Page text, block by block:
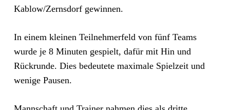
Kablow/Zernsdorf gewinnen.
In einem kleinen Teilnehmerfeld von fünf Teams
wurde je 8 Minuten gespielt, dafür mit Hin und
Rückrunde. Dies bedeutete maximale Spielzeit und
wenige Pausen.